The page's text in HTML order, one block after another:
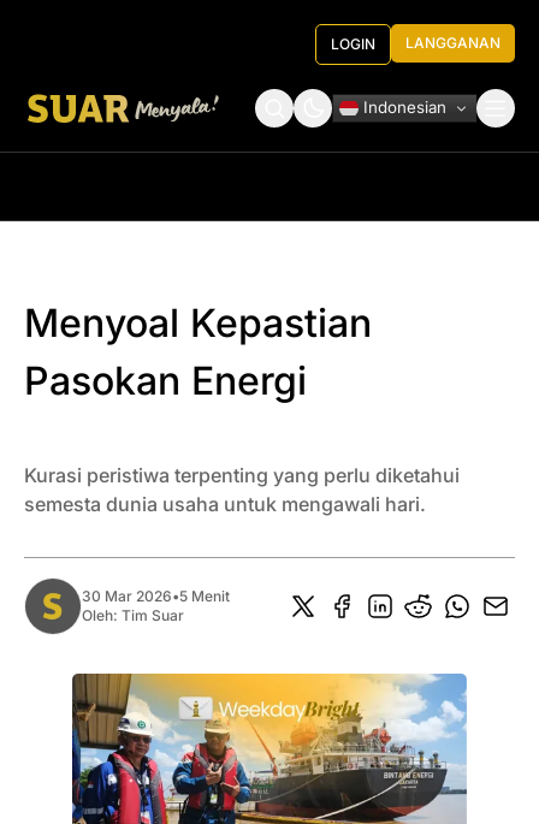
LOGIN LANGGANAN
Indonesian
Menyoal Kepastian
Pasokan Energi
Kurasi peristiwa terpenting yang perlu diketahui
semesta dunia usaha untuk mengawali hari.
30 Mar 2026•5 Menit
Oleh: Tim Suar